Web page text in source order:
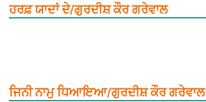
ਹਰਫ਼ ਯਾਦਾਂ ਦੇ/ਗੁਰਦੀਸ਼ ਕੌਰ ਗਰੇਵਾਲ
ਜਿਨੀ ਨਾਮੁ ਧਿਆਇਆ/ਗੁਰਦੀਸ਼ ਕੌਰ ਗਰੇਵਾਲ